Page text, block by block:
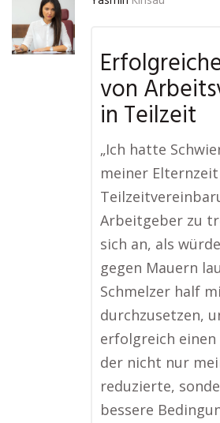
von
in Teilzeit
„Ich hatte
meiner
Arbeitgeber zu
sich an, als
gegen Mauern
Schmelzer half
durchzusetzen,
erfolgreich
der nicht nur
reduzierte,
bessere